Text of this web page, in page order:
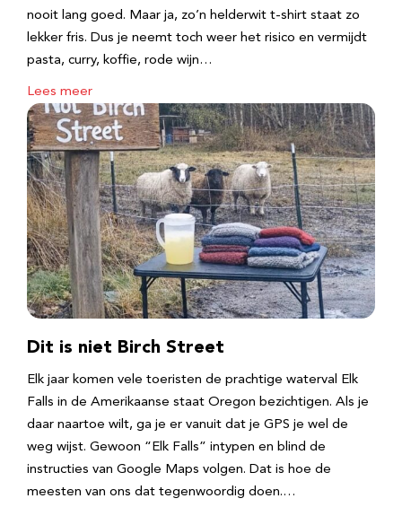
nooit lang goed. Maar ja, zo’n helderwit t-shirt staat zo
lekker fris. Dus je neemt toch weer het risico en vermijdt
pasta, curry, koffie, rode wijn…
Lees meer
Dit is niet Birch Street
Elk jaar komen vele toeristen de prachtige waterval Elk
Falls in de Amerikaanse staat Oregon bezichtigen. Als je
daar naartoe wilt, ga je er vanuit dat je GPS je wel de
weg wijst. Gewoon “Elk Falls” intypen en blind de
instructies van Google Maps volgen. Dat is hoe de
meesten van ons dat tegenwoordig doen.…